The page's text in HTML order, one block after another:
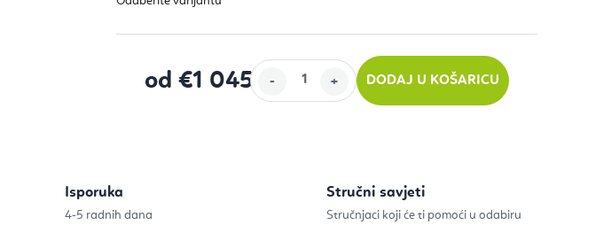
od€1 045 DODAJ U KOŠARICU
Isporuka
4-5 radnih dana
Stručni savjeti
Stručnjaci koji će ti pomoći u odabiru